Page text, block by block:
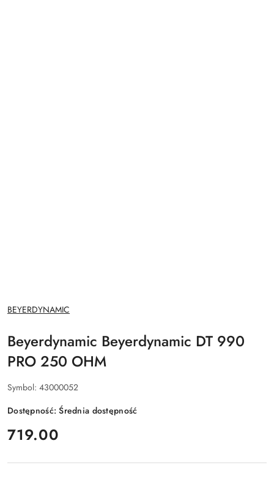
NAZWA
PRODUCENTA:
BEYERDYNAMIC
Beyerdynamic Beyerdynamic DT 990
PRO 250 OHM
Symbol: 43000052
Dostępność:Średnia dostępność
cena:
719.00